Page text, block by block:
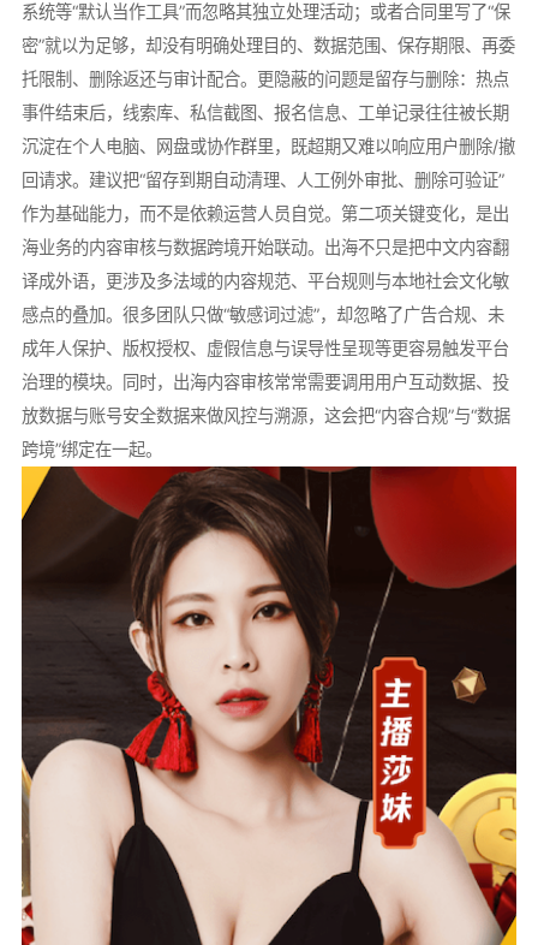
系统等“默认当作工具”而忽略其独立处理活动；或者合同里写了“保
密”就以为足够，却没有明确处理目的、数据范围、保存期限、再委
托限制、删除返还与审计配合。更隐蔽的问题是留存与删除：热点
事件结束后，线索库、私信截图、报名信息、工单记录往往被长期
沉淀在个人电脑、网盘或协作群里，既超期又难以响应用户删除/撤
回请求。建议把“留存到期自动清理、人工例外审批、删除可验证”
作为基础能力，而不是依赖运营人员自觉。第二项关键变化，是出
海业务的内容审核与数据跨境开始联动。出海不只是把中文内容翻
译成外语，更涉及多法域的内容规范、平台规则与本地社会文化敏
感点的叠加。很多团队只做“敏感词过滤”，却忽略了广告合规、未
成年人保护、版权授权、虚假信息与误导性呈现等更容易触发平台
治理的模块。同时，出海内容审核常常需要调用用户互动数据、投
放数据与账号安全数据来做风控与溯源，这会把“内容合规”与“数据
跨境”绑定在一起。